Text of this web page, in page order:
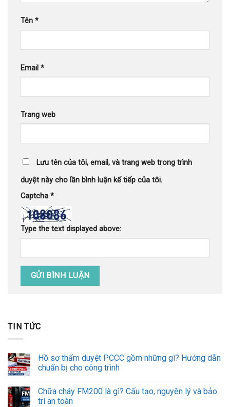
Tên *
Email *
Trang web
Lưu tên của tôi, email, và trang web trong trình
duyệt này cho lần bình luận kế tiếp của tôi.
Captcha *
Type the text displayed above:
TIN TỨC
Hồ sơ thẩm duyệt PCCC gồm những gì? Hướng dẫn
chuẩn bị cho công trình
Chữa cháy FM200 là gì? Cấu tạo, nguyên lý và bảo
trì an toàn